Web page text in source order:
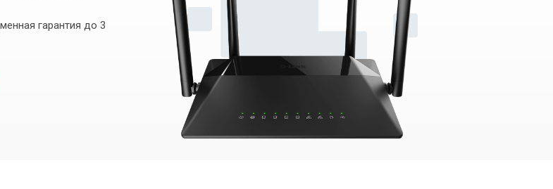
гарантия до 3